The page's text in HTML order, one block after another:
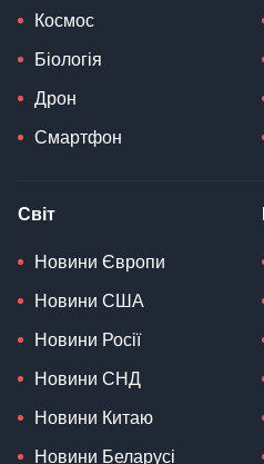
Космос
Біологія
Дрон
Смартфон
Світ
Новини Європи
Новини США
Новини Росії
Новини СНД
Новини Китаю
Новини Беларусі